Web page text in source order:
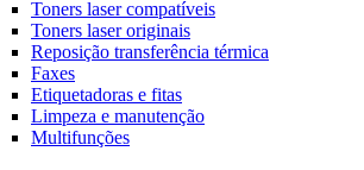
Toners laser compatíveis
Toners laser originais
Reposição transferência térmica
Faxes
Etiquetadoras e fitas
Limpeza e manutenção
Multifunções